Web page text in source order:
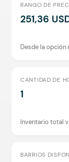
RANGO DE
251,36
Desde la opción
CANTIDAD DE
1
Inventario total
BARRIOS